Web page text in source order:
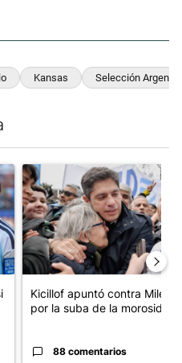
Kansas Selección
título "Milei despidió a Jorge
Un artículo de tendencia con
Kicillof apuntó contra Milei
por la suba de la morosida...
88 comentarios